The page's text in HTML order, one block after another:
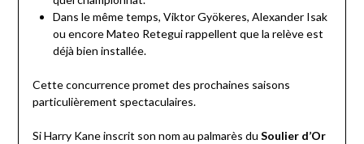
Dans le même temps, Viktor Gyökeres, Alexander Isak
ou encore Mateo Retegui rappellent que la relève est
déjà bien installée.
Cette concurrence promet des prochaines saisons
particulièrement spectaculaires.
Si Harry Kane inscrit son nom au palmarès du Soulier d’Or